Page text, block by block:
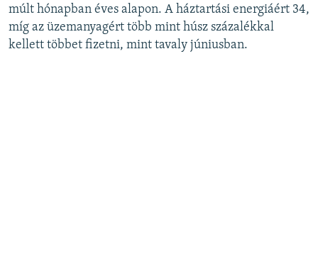
múlt hónapban éves alapon. A háztartási energiáért 34,
míg az üzemanyagért több mint húsz százalékkal
kellett többet fizetni, mint tavaly júniusban.